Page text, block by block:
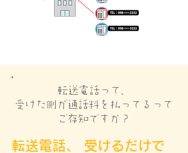
転送電話って、
受けた側が通話料を払ってるって
ご存知ですか？
転送電話、 受けるだけで